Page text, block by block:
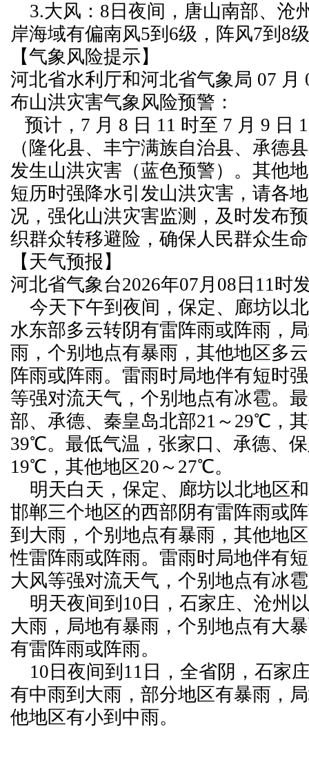
3.大风：8日夜间，唐山南部、沧
岸海域有偏南风5到6级，阵风7到8
【气象风险提示】
河北省水利厅和河北省气象局 07 月
布山洪灾害气象风险预警：
预计，7 月 8 日 11 时至 7 月 9 日
（隆化县、丰宁满族自治县、承德
发生山洪灾害（蓝色预警）。其他
短历时强降水引发山洪灾害，请各
况，强化山洪灾害监测，及时发布
织群众转移避险，确保人民群众生
【天气预报】
河北省气象台2026年07月08日11时
今天下午到夜间，保定、廊坊以
水东部多云转阴有雷阵雨或阵雨，
雨，个别地点有暴雨，其他地区多
阵雨或阵雨。雷雨时局地伴有短时
等强对流天气，个别地点有冰雹。
部、承德、秦皇岛北部21～29℃，
39℃。最低气温，张家口、承德、
19℃，其他地区20～27℃。
明天白天，保定、廊坊以北地区
邯郸三个地区的西部阴有雷阵雨或
到大雨，个别地点有暴雨，其他地
性雷阵雨或阵雨。雷雨时局地伴有
大风等强对流天气，个别地点有冰
明天夜间到10日，石家庄、沧州
大雨，局地有暴雨，个别地点有大
有雷阵雨或阵雨。
10日夜间到11日，全省阴，石家
有中雨到大雨，部分地区有暴雨，
他地区有小到中雨。